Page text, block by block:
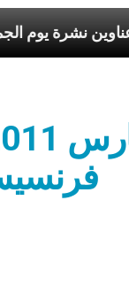
عناوين نشرة يوم الجمعة 7